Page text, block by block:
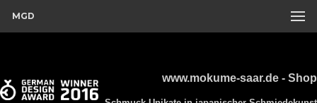
MGD
www.mokume-saar.de - Shop